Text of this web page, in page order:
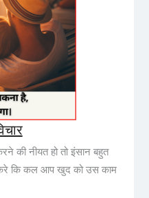
की नीयत हो तो इंसान बहुत
कि कल आप खुद को उस काम